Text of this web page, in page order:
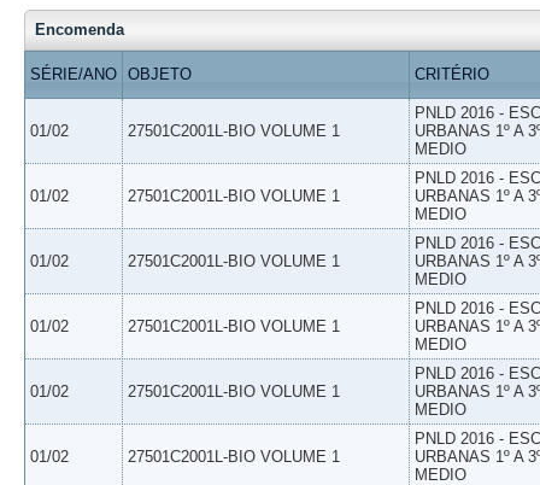
Encomenda
SÉRIE/ANO OBJETO CRITÉRIO
01/02 27501C2001L-BIO VOLUME 1
PNLD 2016 -
URBANAS 1º A
MEDIO
01/02 27501C2001L-BIO VOLUME 1
PNLD 2016 -
URBANAS 1º A
MEDIO
01/02 27501C2001L-BIO VOLUME 1
PNLD 2016 -
URBANAS 1º A
MEDIO
01/02 27501C2001L-BIO VOLUME 1
PNLD 2016 -
URBANAS 1º A
MEDIO
01/02 27501C2001L-BIO VOLUME 1
PNLD 2016 -
URBANAS 1º A
MEDIO
01/02 27501C2001L-BIO VOLUME 1
PNLD 2016 -
URBANAS 1º A
MEDIO